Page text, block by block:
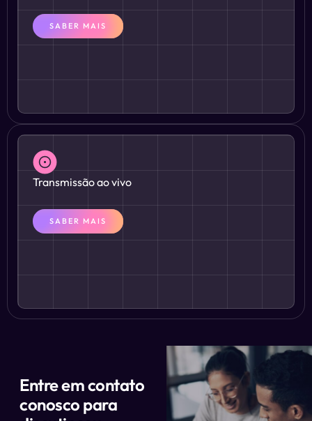
SABER MAIS
Transmissão ao vivo
SABER MAIS
Entre em contato
conosco para